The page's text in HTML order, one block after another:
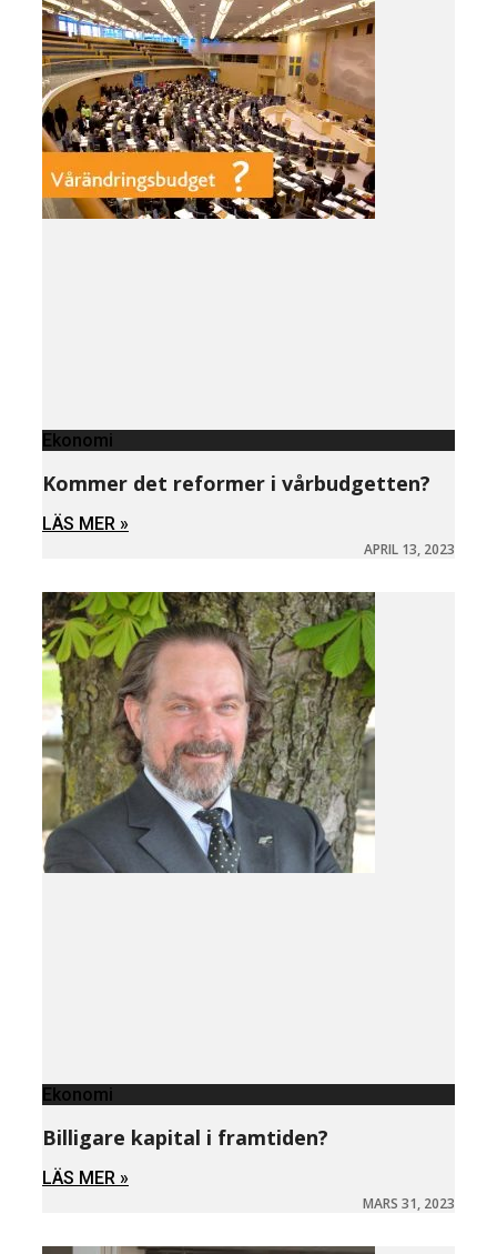
Ekonomi
Kommer det reformer i vårbudgetten?
LÄS MER »
APRIL 13, 2023
Ekonomi
Billigare kapital i framtiden?
LÄS MER »
MARS 31, 2023